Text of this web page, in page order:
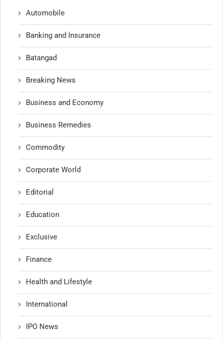
Automobile
Banking and Insurance
Batangad
Breaking News
Business and Economy
Business Remedies
Commodity
Corporate World
Editorial
Education
Exclusive
Finance
Health and Lifestyle
International
IPO News